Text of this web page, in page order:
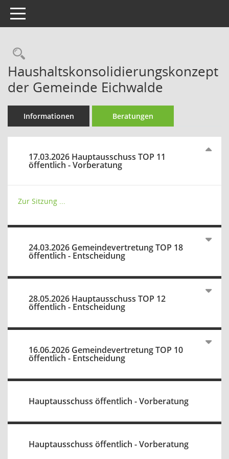
Toggle navigation
Rechercheauswahl
Haushaltskonsolidierungskonzept
der Gemeinde Eichwalde
Informationen Beratungen
17.03.2026 Hauptausschuss TOP 11
öffentlich - Vorberatung
Zur Sitzung ...
24.03.2026 Gemeindevertretung TOP 18
öffentlich - Entscheidung
28.05.2026 Hauptausschuss TOP 12
öffentlich - Entscheidung
16.06.2026 Gemeindevertretung TOP 10
öffentlich - Entscheidung
Hauptausschuss öffentlich - Vorberatung
Hauptausschuss öffentlich - Vorberatung